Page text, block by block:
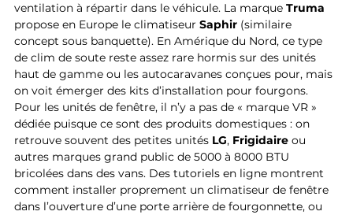
ventilation à répartir dans le véhicule. La marque Truma
propose en Europe le climatiseur Saphir (similaire
concept sous banquette). En Amérique du Nord, ce type
de clim de soute reste assez rare hormis sur des unités
haut de gamme ou les autocaravanes conçues pour, mais
on voit émerger des kits d’installation pour fourgons.
Pour les unités de fenêtre, il n’y a pas de « marque VR »
dédiée puisque ce sont des produits domestiques : on
retrouve souvent des petites unités LG, Frigidaire ou
autres marques grand public de 5000 à 8000 BTU
bricolées dans des vans. Des tutoriels en ligne montrent
comment installer proprement un climatiseur de fenêtre
dans l’ouverture d’une porte arrière de fourgonnette, ou